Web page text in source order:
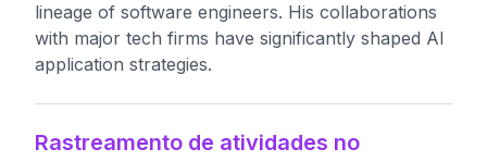
lineage of software engineers. His collaborations
with major tech firms have significantly shaped AI
application strategies.
Rastreamento de atividades no